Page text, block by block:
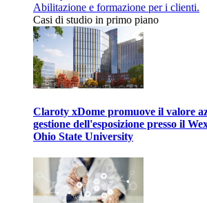
Abilitazione e formazione per i clienti.
Casi di studio in primo piano
Claroty xDome promuove il valore
gestione dell'esposizione presso il
Ohio State University